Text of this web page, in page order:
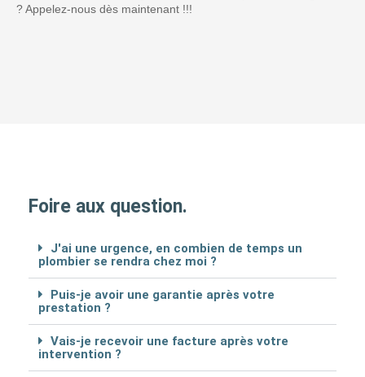
? Appelez-nous dès maintenant !!!
Foire aux question.
J'ai une urgence, en combien de temps un
plombier se rendra chez moi ?
Puis-je avoir une garantie après votre
prestation ?
Vais-je recevoir une facture après votre
intervention ?